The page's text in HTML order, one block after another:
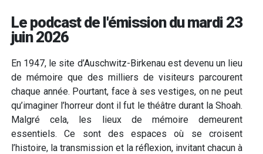
Le podcast de l'émission du mardi 23
juin 2026
En 1947, le site d’Auschwitz-Birkenau est devenu un lieu
de mémoire que des milliers de visiteurs parcourent
chaque année. Pourtant, face à ses vestiges, on ne peut
qu’imaginer l’horreur dont il fut le théâtre durant la Shoah.
Malgré cela, les lieux de mémoire demeurent
essentiels. Ce sont des espaces où se croisent
l’histoire, la transmission et la réflexion, invitant chacun à